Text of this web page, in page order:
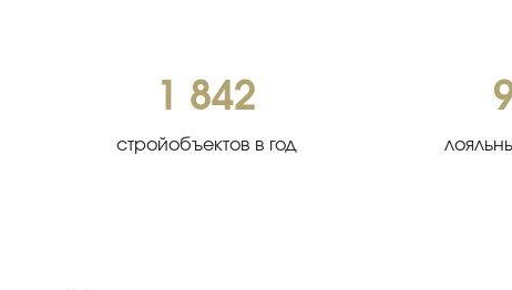
1 842
стройобъектов в год